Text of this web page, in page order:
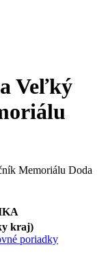
Veľký
kraj)
poriadky